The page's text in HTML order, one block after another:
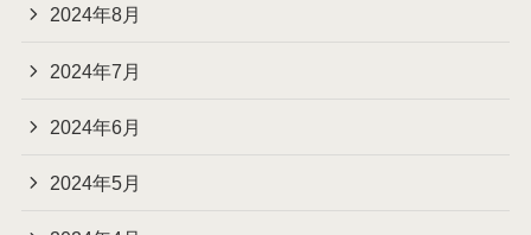
2024年8月
2024年7月
2024年6月
2024年5月